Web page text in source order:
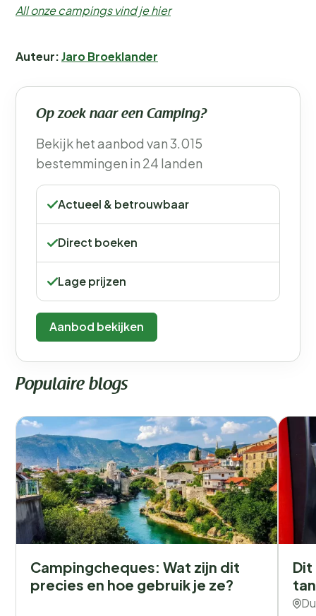
All onze campings vind je hier
Auteur:Jaro Broeklander
Op zoek naar een Camping?
Bekijk het aanbod van 3.015
bestemmingen in 24 landen
Actueel & betrouwbaar
Direct boeken
Lage prijzen
Aanbod bekijken
Populaire blogs
Campingcheques: Wat zijn dit
precies en hoe gebruik je ze?